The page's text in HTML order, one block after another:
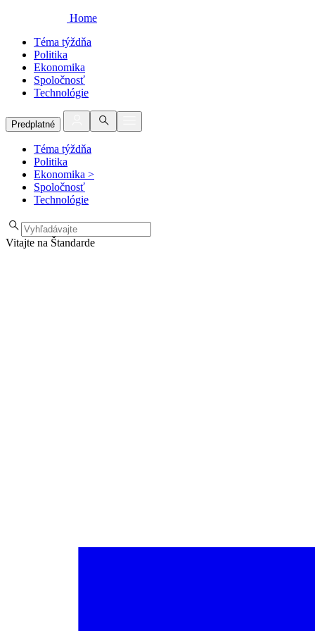
Home
Téma týždňa
Politika
Ekonomika
Spoločnosť
Technológie
Predplatné
Téma týždňa
Politika
Ekonomika >
Spoločnosť
Technológie
Vitajte na Štandarde